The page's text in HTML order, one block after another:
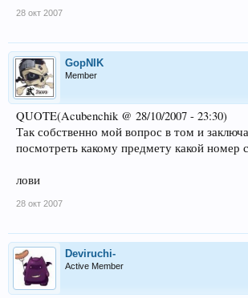
28 окт 2007
GopNIK
Member
QUOTE(Acubenchik @ 28/10/2007 - 23:30)
Так собственно мой вопрос в том и
посмотреть какому предмету какой номер
лови
28 окт 2007
Deviruchi-
Active Member